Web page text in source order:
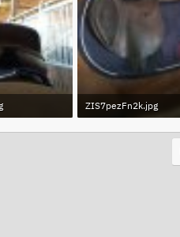
ZIS7pezFn2k.jpg